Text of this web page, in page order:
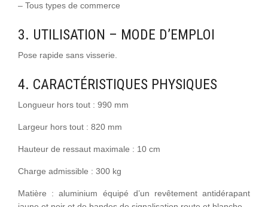
– Tous types de commerce
3. UTILISATION – MODE D’EMPLOI
Pose rapide sans visserie.
4. CARACTÉRISTIQUES PHYSIQUES
Longueur hors tout : 990 mm
Largeur hors tout : 820 mm
Hauteur de ressaut maximale : 10 cm
Charge admissible : 300 kg
Matière : aluminium équipé d’un revêtement antidérapant